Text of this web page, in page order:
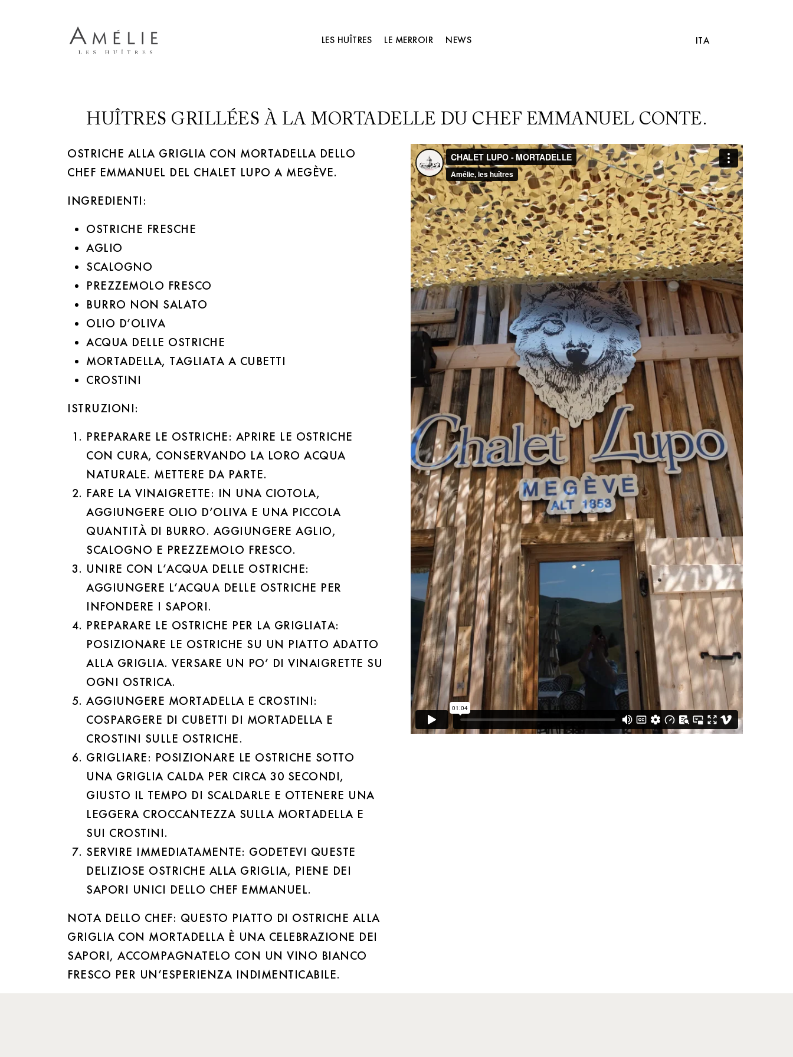
LES HUÎTRES LE MERROIR NEWS ITA
HUÎTRES GRILLÉES À LA MORTADELLE DU CHEF EMMANUEL CONTE.
OSTRICHE ALLA GRIGLIA CON MORTADELLA DELLO
CHEF EMMANUEL DEL CHALET LUPO A MEGÈVE.
INGREDIENTI:
OSTRICHE FRESCHE
AGLIO
SCALOGNO
PREZZEMOLO FRESCO
BURRO NON SALATO
OLIO D’OLIVA
ACQUA DELLE OSTRICHE
MORTADELLA, TAGLIATA A CUBETTI
CROSTINI
ISTRUZIONI:
PREPARARE LE OSTRICHE: APRIRE LE OSTRICHE
CON CURA, CONSERVANDO LA LORO ACQUA
NATURALE. METTERE DA PARTE.
FARE LA VINAIGRETTE: IN UNA CIOTOLA,
AGGIUNGERE OLIO D’OLIVA E UNA PICCOLA
QUANTITÀ DI BURRO. AGGIUNGERE AGLIO,
SCALOGNO E PREZZEMOLO FRESCO.
UNIRE CON L’ACQUA DELLE OSTRICHE:
AGGIUNGERE L’ACQUA DELLE OSTRICHE PER
INFONDERE I SAPORI.
PREPARARE LE OSTRICHE PER LA GRIGLIATA:
POSIZIONARE LE OSTRICHE SU UN PIATTO ADATTO
ALLA GRIGLIA. VERSARE UN PO’ DI VINAIGRETTE SU
OGNI OSTRICA.
AGGIUNGERE MORTADELLA E CROSTINI:
COSPARGERE DI CUBETTI DI MORTADELLA E
CROSTINI SULLE OSTRICHE.
GRIGLIARE: POSIZIONARE LE OSTRICHE SOTTO
UNA GRIGLIA CALDA PER CIRCA 30 SECONDI,
GIUSTO IL TEMPO DI SCALDARLE E OTTENERE UNA
LEGGERA CROCCANTEZZA SULLA MORTADELLA E
SUI CROSTINI.
SERVIRE IMMEDIATAMENTE: GODETEVI QUESTE
DELIZIOSE OSTRICHE ALLA GRIGLIA, PIENE DEI
SAPORI UNICI DELLO CHEF EMMANUEL.
NOTA DELLO CHEF: QUESTO PIATTO DI OSTRICHE ALLA
GRIGLIA CON MORTADELLA È UNA CELEBRAZIONE DEI
SAPORI, ACCOMPAGNATELO CON UN VINO BIANCO
FRESCO PER UN’ESPERIENZA INDIMENTICABILE.